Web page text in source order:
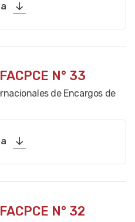
N° 33
de Encargos de
N° 32